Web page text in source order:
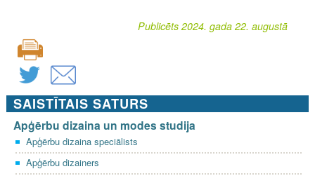
Publicēts 2024. gada 22. augustā
SAISTĪTAIS SATURS
Apģērbu dizaina un modes studija
Apģērbu dizaina speciālists
Apģērbu dizainers